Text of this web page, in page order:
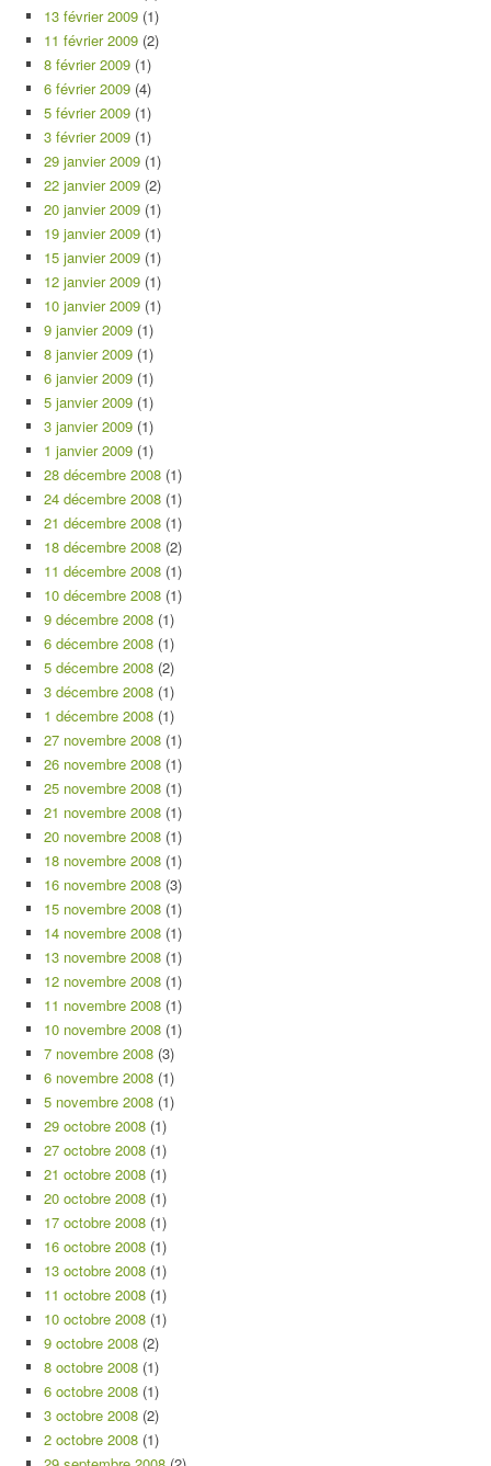
13 février 2009 (1)
11 février 2009 (2)
8 février 2009 (1)
6 février 2009 (4)
5 février 2009 (1)
3 février 2009 (1)
29 janvier 2009 (1)
22 janvier 2009 (2)
20 janvier 2009 (1)
19 janvier 2009 (1)
15 janvier 2009 (1)
12 janvier 2009 (1)
10 janvier 2009 (1)
9 janvier 2009 (1)
8 janvier 2009 (1)
6 janvier 2009 (1)
5 janvier 2009 (1)
3 janvier 2009 (1)
1 janvier 2009 (1)
28 décembre 2008 (1)
24 décembre 2008 (1)
21 décembre 2008 (1)
18 décembre 2008 (2)
11 décembre 2008 (1)
10 décembre 2008 (1)
9 décembre 2008 (1)
6 décembre 2008 (1)
5 décembre 2008 (2)
3 décembre 2008 (1)
1 décembre 2008 (1)
27 novembre 2008 (1)
26 novembre 2008 (1)
25 novembre 2008 (1)
21 novembre 2008 (1)
20 novembre 2008 (1)
18 novembre 2008 (1)
16 novembre 2008 (3)
15 novembre 2008 (1)
14 novembre 2008 (1)
13 novembre 2008 (1)
12 novembre 2008 (1)
11 novembre 2008 (1)
10 novembre 2008 (1)
7 novembre 2008 (3)
6 novembre 2008 (1)
5 novembre 2008 (1)
29 octobre 2008 (1)
27 octobre 2008 (1)
21 octobre 2008 (1)
20 octobre 2008 (1)
17 octobre 2008 (1)
16 octobre 2008 (1)
13 octobre 2008 (1)
11 octobre 2008 (1)
10 octobre 2008 (1)
9 octobre 2008 (2)
8 octobre 2008 (1)
6 octobre 2008 (1)
3 octobre 2008 (2)
2 octobre 2008 (1)